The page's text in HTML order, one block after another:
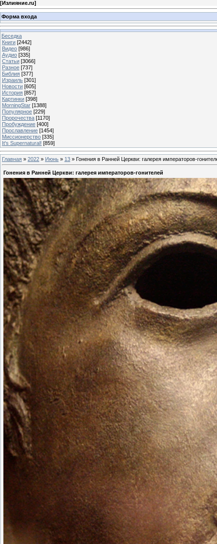
[Излияние.ru]
Форма входа
Беседка
Книги [2442]
Видео [986]
Аудио [335]
Статьи [3066]
Разное [737]
Библия [377]
Израиль [301]
Новости [605]
История [857]
Картинки [398]
MorningStar [1388]
Популярное [229]
Пророчества [1170]
Пробуждение [400]
Прославление [1454]
Миссионерство [335]
It's Supernatural! [859]
Главная » 2022 » Июнь » 13 » Гонения в Ранней Церкви: галерея императоров-
Гонения в Ранней Церкви: галерея императоров-гонителей